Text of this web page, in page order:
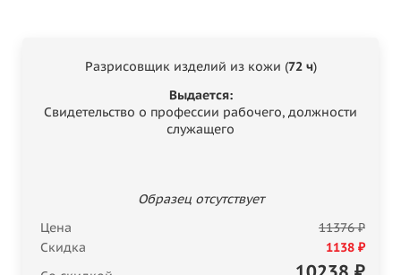
Разрисовщик изделий из кожи (72 ч)
Выдается:
Свидетельство о профессии рабочего, должности
служащего
Образец отсутствует
Цена
11376 ₽
Скидка
1138 ₽